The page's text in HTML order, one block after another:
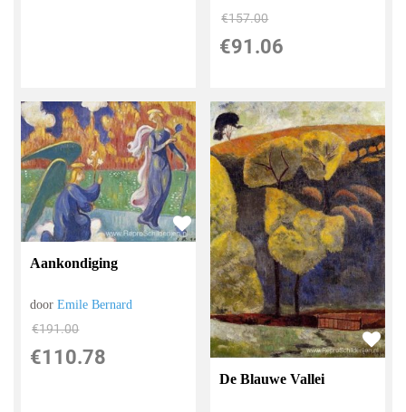
€157.00
€91.06
Aankondiging
doorEmile Bernard
€191.00
€110.78
De Blauwe Vallei